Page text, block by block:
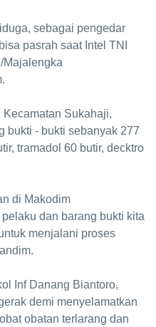
sebagai pengedar
pasrah saat Intel TNI
Majalengka
Sukahaji,
bukti - bukti sebanyak 277
tramadol 60 butir, decktro
di Makodim
dan barang bukti kita
menjalani proses
Inf Danang Biantoro,
demi menyelamatkan
obatan terlarang dan